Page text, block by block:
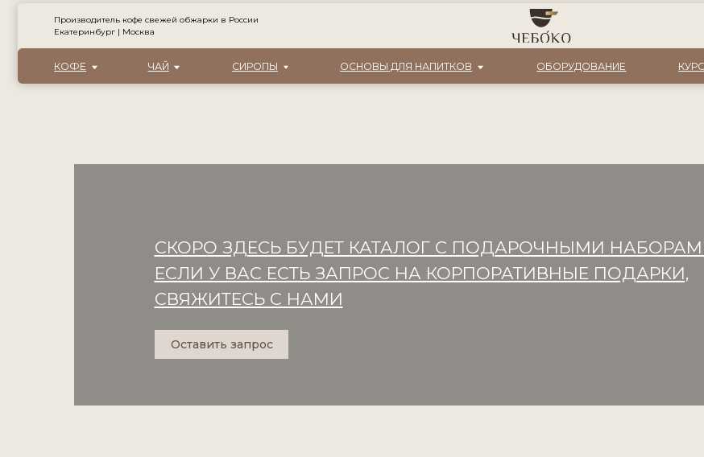
Производитель кофе свежей обжарки в России
Екатеринбург | Москва
СКОРО ЗДЕСЬ БУДЕТ КАТАЛОГ С ПОДАРОЧНЫМИ
ЕСЛИ У ВАС ЕСТЬ ЗАПРОС НА КОРПОРАТИВНЫЕ ПОДАРКИ,
СВЯЖИТЕСЬ С НАМИ
Оставить запрос